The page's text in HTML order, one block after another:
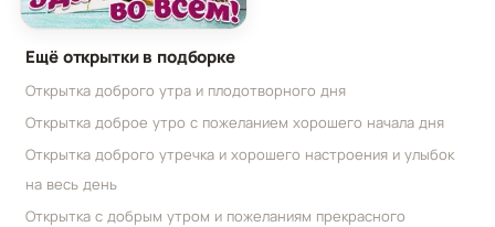
Открытка доброго утра с пожеланием удачи во
Ещё открытки в подборке
Открытка доброго утра и плодотворного дня
Открытка доброе утро с пожеланием хорошего начала дня
Открытка доброго утречка и хорошего настроения и улыбок
на весь день
Открытка с добрым утром и пожеланиям прекрасного